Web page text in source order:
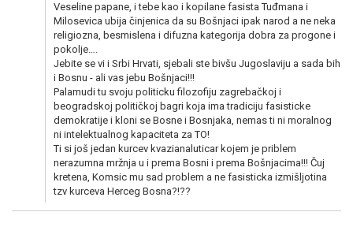
Veseline papane, i tebe kao i kopilane fasista Tuđmana i
Milosevica ubija činjenica da su Bošnjaci ipak narod a ne neka
religiozna, besmislena i difuzna kategorija dobra za progone i
pokolje….
Jebite se vi i Srbi Hrvati, sjebali ste bivšu Jugoslaviju a sada bih
i Bosnu - ali vas jebu Bošnjaci!!!
Palamudi tu svoju politicku filozofiju zagrebačkoj i
beogradskoj političkoj bagri koja ima tradiciju fasisticke
demokratije i kloni se Bosne i Bosnjaka, nemas ti ni moralnog
ni intelektualnog kapaciteta za TO!
Ti si još jedan kurcev kvazianaluticar kojem je priblem
nerazumna mržnja u i prema Bosni i prema Bošnjacima!!! Čuj
kretena, Komsic mu sad problem a ne fasisticka izmišljotina
tzv kurceva Herceg Bosna?!??